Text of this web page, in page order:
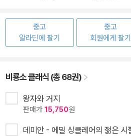
중고
알라딘에 팔기
중고
회원에게 팔기
비룡소 클래식 (총 68권)
왕자와 거지
판매가 15,750원
데미안 - 에밀 싱클레어의 젊은 시